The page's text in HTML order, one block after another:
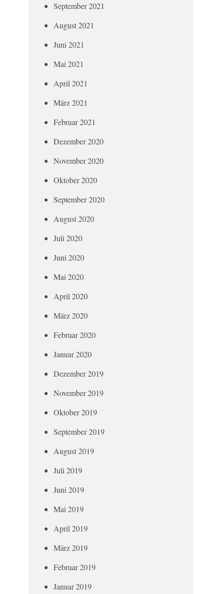
September 2021
August 2021
Juni 2021
Mai 2021
April 2021
März 2021
Februar 2021
Dezember 2020
November 2020
Oktober 2020
September 2020
August 2020
Juli 2020
Juni 2020
Mai 2020
April 2020
März 2020
Februar 2020
Januar 2020
Dezember 2019
November 2019
Oktober 2019
September 2019
August 2019
Juli 2019
Juni 2019
Mai 2019
April 2019
März 2019
Februar 2019
Januar 2019